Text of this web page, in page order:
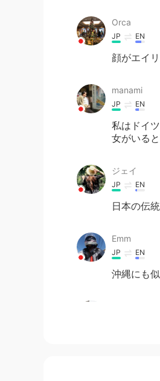
Orca
JP EN
顔がエイ
manami
JP EN
私はドイ
女がいる
ジェイ
JP EN
日本の伝
Emm
JP EN
沖縄にも